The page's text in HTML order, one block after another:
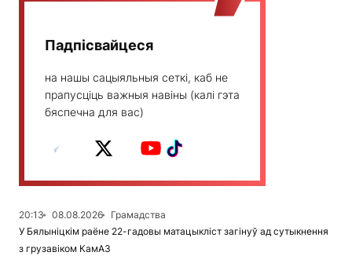
Падпісвайцеся
на нашы сацыяльныя сеткі, каб не
прапусціць важныя навіны (калі гэта
бяспечна для вас)
20:13 08.08.2026
Грамадства
У Бялыніцкім раёне 22-гадовы матацыкліст загінуў ад сутыкнення
з грузавіком КамАЗ